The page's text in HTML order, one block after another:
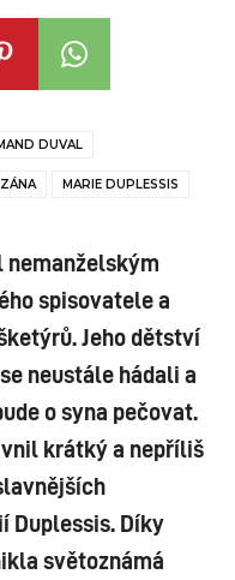
DUVAL
MARIE DUPLESSIS
nemanželským
spisovatele a
Jeho dětství
neustále hádali a
o syna pečovat.
krátký a nepříliš
Duplessis. Díky
světoznámá